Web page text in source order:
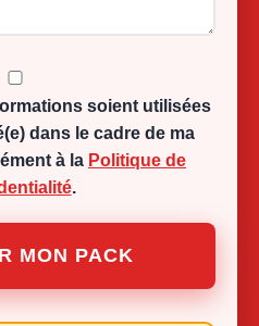
soient utilisées
dans le cadre de ma
à la Politique de
.
MON PACK